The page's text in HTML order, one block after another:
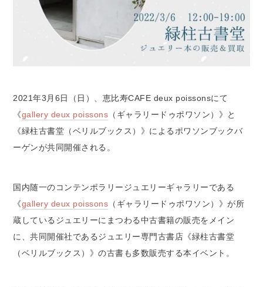
2021年3月6日（日）、恵比寿CAFE deux poissonsにて
《gallery deux poissons （ギャラリードゥポワソン）》と
《緑柱古書堂（ベリルブックス）》によるポワソンブックバ
ーゲンが共同開催される。
国内随一のコンテンポラリージュエリーギャラリーである
《gallery deux poissons （ギャラリードゥポワソン）》が所
蔵しているジュエリーにまつわる中古書籍の販売をメイン
に、共同開催社であるジュエリー専門古書店《緑柱古書堂
（ベリルブックス）》の古書も多数販売する本イベント。